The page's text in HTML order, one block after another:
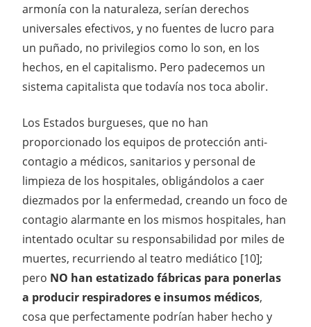
armonía con la naturaleza, serían derechos
universales efectivos, y no fuentes de lucro para
un puñado, no privilegios como lo son, en los
hechos, en el capitalismo. Pero padecemos un
sistema capitalista que todavía nos toca abolir.
Los Estados burgueses, que no han
proporcionado los equipos de protección anti-
contagio a médicos, sanitarios y personal de
limpieza de los hospitales, obligándolos a caer
diezmados por la enfermedad, creando un foco de
contagio alarmante en los mismos hospitales, han
intentado ocultar su responsabilidad por miles de
muertes, recurriendo al teatro mediático [10];
pero NO han estatizado fábricas para ponerlas
a producir respiradores e insumos médicos,
cosa que perfectamente podrían haber hecho y